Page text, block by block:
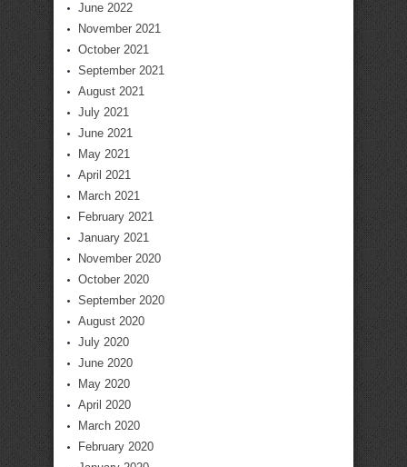
June 2022
November 2021
October 2021
September 2021
August 2021
July 2021
June 2021
May 2021
April 2021
March 2021
February 2021
January 2021
November 2020
October 2020
September 2020
August 2020
July 2020
June 2020
May 2020
April 2020
March 2020
February 2020